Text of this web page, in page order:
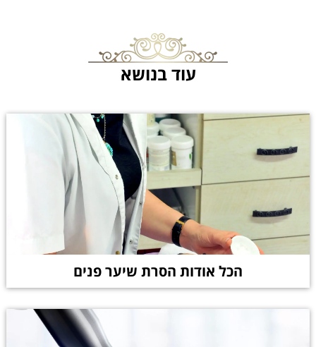
עוד בנושא
הכל אודות הסרת שיער פנים